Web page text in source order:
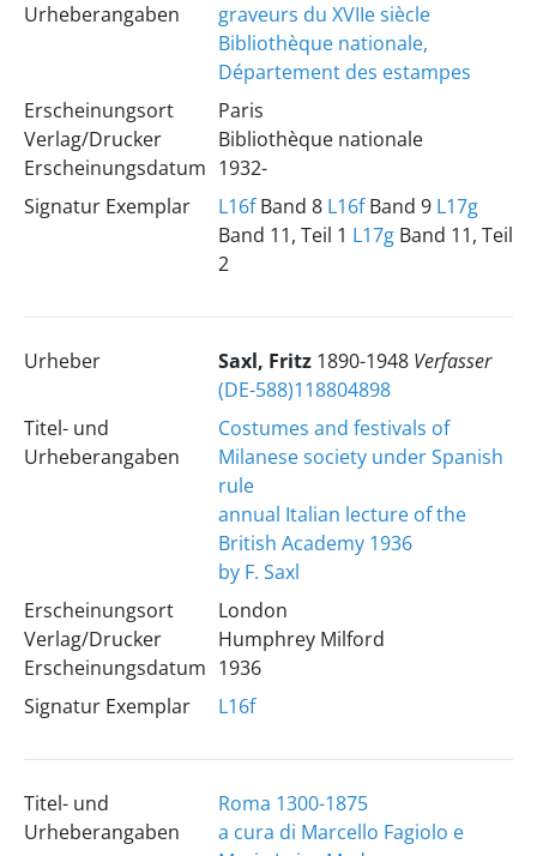
Urheberangaben
graveurs du XVIIe siècle
Bibliothèque nationale,
Département des estampes
Erscheinungsort
Verlag/Drucker
Erscheinungsdatum
Paris
Bibliothèque nationale
1932-
Signatur Exemplar
L16fBand 8 L16fBand 9 L17g
Band 11, Teil 1 L17gBand 11, Teil
2
Urheber Saxl, Fritz 1890-1948 Verfasser
(DE-588)118804898
Titel- und
Urheberangaben
Costumes and festivals of
Milanese society under Spanish
rule
annual Italian lecture of the
British Academy 1936
by F. Saxl
Erscheinungsort
Verlag/Drucker
Erscheinungsdatum
London
Humphrey Milford
1936
Signatur Exemplar
L16f
Titel- und
Urheberangaben
Roma 1300-1875
a cura di Marcello Fagiolo e